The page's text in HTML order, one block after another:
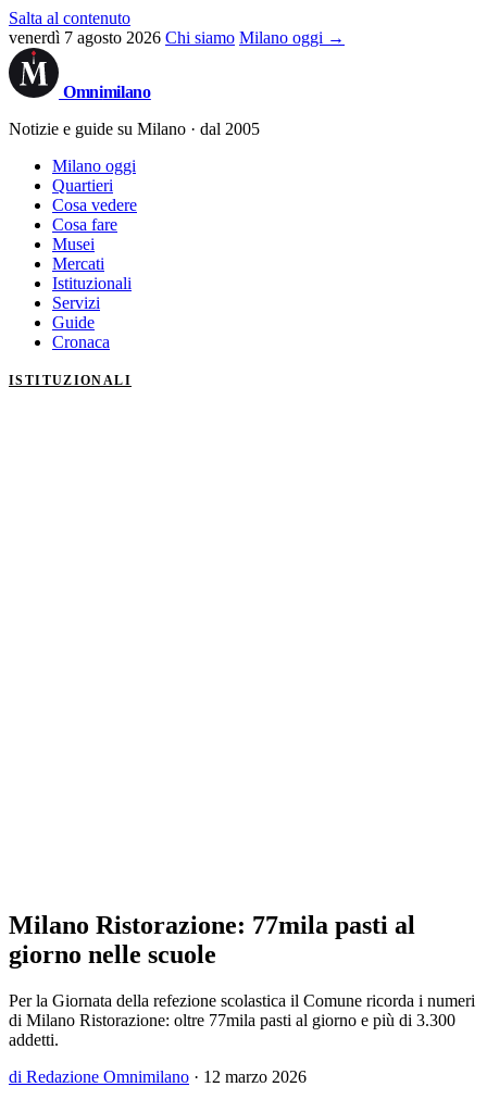
Salta al contenuto
venerdì 7 agosto 2026 Chi siamo Milano oggi →
Omnimilano
Notizie e guide su Milano · dal 2005
Milano oggi
Quartieri
Cosa vedere
Cosa fare
Musei
Mercati
Istituzionali
Servizi
Guide
Cronaca
ISTITUZIONALI
Milano Ristorazione: 77mila pasti al
giorno nelle scuole
Per la Giornata della refezione scolastica il Comune ricorda i numeri
di Milano Ristorazione: oltre 77mila pasti al giorno e più di 3.300
addetti.
di Redazione Omnimilano · 12 marzo 2026